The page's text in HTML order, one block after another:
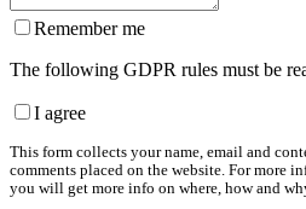
Remember me
The following GDPR rules must be
I agree
This form collects your name, email and
comments placed on the website. For more
you will get more info on where, how and